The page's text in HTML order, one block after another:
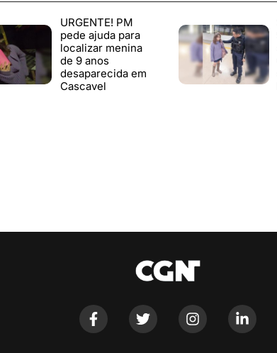
URGENTE! PM
pede ajuda para
localizar menina
de 9 anos
desaparecida em
Cascavel